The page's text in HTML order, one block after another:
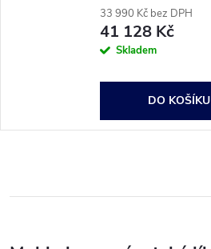
33 990 Kč bez DPH
41 128 Kč
Skladem
DO KOŠÍKU